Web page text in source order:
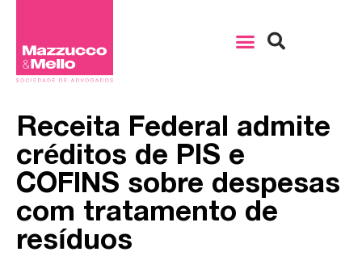
Receita Federal admite
créditos de PIS e
COFINS sobre despesas
com tratamento de
resíduos